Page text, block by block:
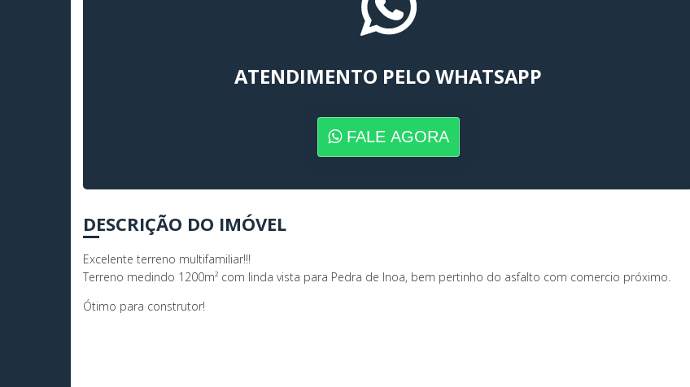
ATENDIMENTO PELO WHATSAPP
FALE AGORA
DESCRIÇÃO DO IMÓVEL
Excelente terreno multifamiliar!!!
Terreno medindo 1200m² com linda vista para Pedra de Inoa, bem pertinho do asfalto com comercio próximo.
Ótimo para construtor!